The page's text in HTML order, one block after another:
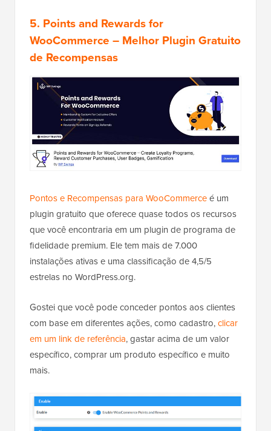
5. Points and Rewards for
WooCommerce – Melhor Plugin Gratuito
de Recompensas
Pontos e Recompensas para WooCommerceé um
plugin gratuito que oferece quase todos os recursos
que você encontraria em um plugin de programa de
fidelidade premium. Ele tem mais de 7.000
instalações ativas e uma classificação de 4,5/5
estrelas no WordPress.org.
Gostei que você pode conceder pontos aos clientes
com base em diferentes ações, como cadastro,clicar
em um link de referência, gastar acima de um valor
específico, comprar um produto específico e muito
mais.